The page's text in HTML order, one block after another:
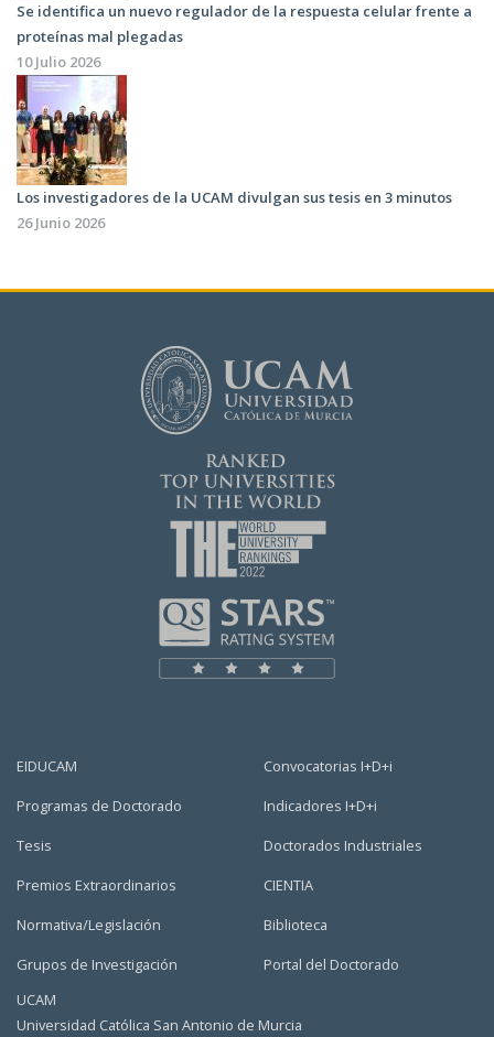
Se identifica un nuevo regulador de la respuesta celular frente a
proteínas mal plegadas
10 Julio 2026
Los investigadores de la UCAM divulgan sus tesis en 3 minutos
26 Junio 2026
EIDUCAM
Programas de Doctorado
Tesis
Premios Extraordinarios
Normativa/Legislación
Grupos de Investigación
Convocatorias I+D+i
Indicadores I+D+i
Doctorados Industriales
CIENTIA
Biblioteca
Portal del Doctorado
UCAM
Universidad Católica San Antonio de Murcia